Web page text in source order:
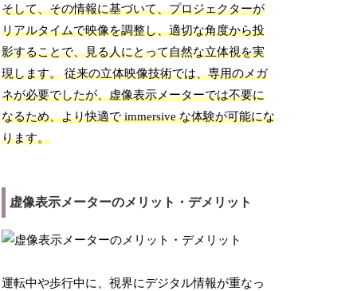
そして、その情報に基づいて、プロジェクターが
リアルタイムで映像を調整し、適切な角度から投
影することで、見る人にとって自然な立体視を実
現します。 従来の立体映像技術では、専用のメガ
ネが必要でしたが、虚像表示メーターでは不要に
なるため、より快適で immersive な体験が可能にな
ります。
虚像表示メーターのメリット・デメリット
運転中や歩行中に、視界にデジタル情報が重なっ